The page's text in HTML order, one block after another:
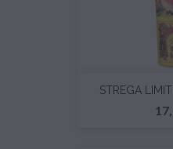
STREGA